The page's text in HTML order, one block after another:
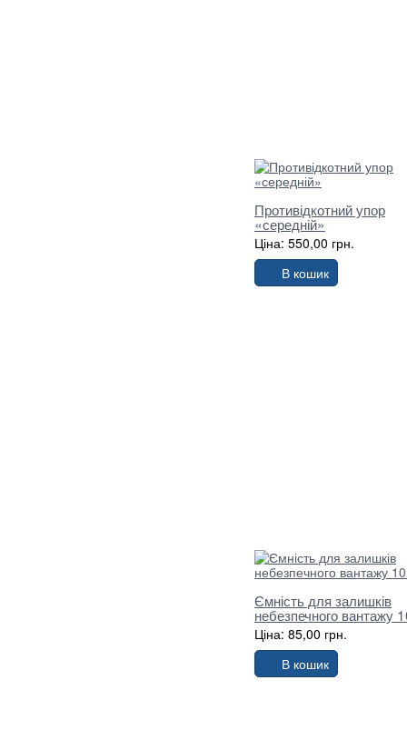
Противідкотний упор
«середній»
Ціна: 550,00 грн.
В кошик
Ємність для залишків
небезпечного вантажу
Ціна: 85,00 грн.
В кошик